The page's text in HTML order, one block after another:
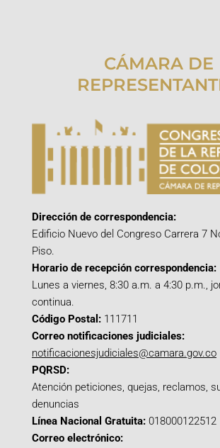
CÁMARA DE
Dirección de correspondencia:
Edificio Nuevo del Congreso Carrera 7
Piso.
Horario de recepción correspondencia:
Lunes a viernes, 8:30 a.m. a 4:30 p.m.,
continua.
Código Postal: 111711
Correo notificaciones judiciales:
notificacionesjudiciales@camara.gov.co
PQRSD:
Atención peticiones, quejas, reclamos,
denuncias
Línea Nacional Gratuita: 018000122512
Correo electrónico: